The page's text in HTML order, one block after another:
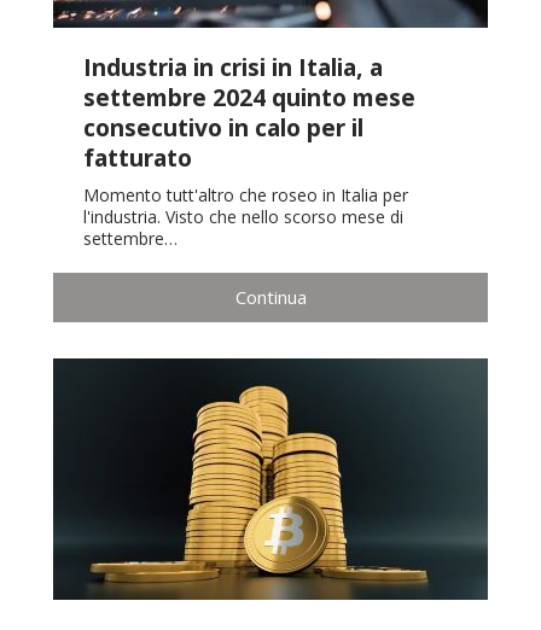
Industria in crisi in Italia, a
settembre 2024 quinto mese
consecutivo in calo per il
fatturato
Momento tutt'altro che roseo in Italia per
l'industria. Visto che nello scorso mese di
settembre…
Continua